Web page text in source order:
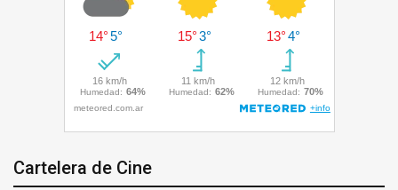
Cartelera de Cine